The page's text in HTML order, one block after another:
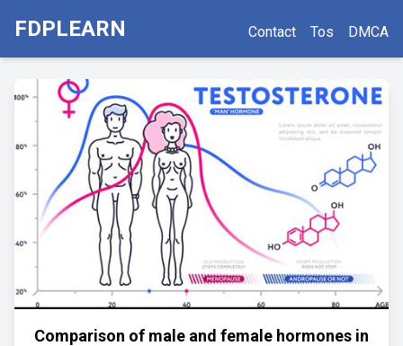
FDPLEARN Contact Tos DMCA
Comparison of male and female hormones in